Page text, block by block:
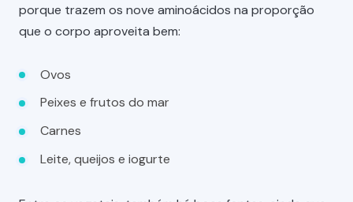
porque trazem os nove aminoácidos na proporção
que o corpo aproveita bem:
Ovos
Peixes e frutos do mar
Carnes
Leite, queijos e iogurte